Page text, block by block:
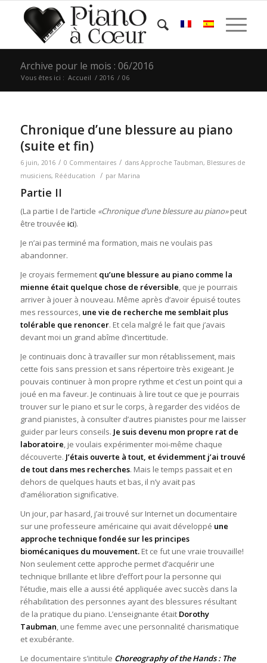
Archive pour le mois : 06/2016
Vous êtes ici : Accueil / 2016 / 06
Chronique d’une blessure au piano
(suite et fin)
6 juin, 2016 / 0 Commentaires / dans Approche Taubman, Blessures de
musiciens, Rééducation / par Marina
Partie II
(La partie I de l’article «Chronique d’une blessure au piano»peut
être trouvée ici).
Je n’ai pas terminé ma formation, mais ne voulais pas
abandonner.
Je croyais fermement qu’une blessure au piano comme la
mienne était quelque chose de réversible, que je pourrais
arriver à jouer à nouveau. Même après d’avoir épuisé toutes
mes ressources, une vie de recherche me semblait plus
tolérable que renoncer. Et cela malgré le fait que j’avais
devant moi un grand abîme d’incertitude.
Je continuais donc à travailler sur mon rétablissement, mais
cette fois sans pression et sans répertoire très exigeant. Je
pouvais continuer à mon propre rythme et c’est un point qui a
joué en ma faveur. Je continuais à lire tout ce que je pourrais
trouver sur le piano et sur le corps, à regarder des vidéos de
grand pianistes, à consulter d’autres pianistes pour me laisser
guider par leurs conseils. Je suis devenu mon propre rat de
laboratoire, je voulais expérimenter moi-même chaque
découverte. J’étais ouverte à tout, et évidemment j’ai trouvé
de tout dans mes recherches. Mais le temps passait et en
dehors de quelques hauts et bas, il n’y avait pas
d’amélioration significative.
Un jour, par hasard, j’ai trouvé sur Internet un documentaire
sur une professeure américaine qui avait développé une
approche technique fondée sur les principes
biomécaniques du mouvement.Et ce fut une vraie trouvaille!
Non seulement cette approche permet d’acquérir une
technique brillante et libre d’effort pour la personne qui
l’étudie, mais elle a aussi été appliquée avec succès dans la
réhabilitation des personnes ayant des blessures résultant
de la pratique du piano. L’enseignante était Dorothy
Taubman, une femme avec une personnalité charismatique
et exubérante.
Le documentaire s’intitule Choreography of the Hands : The